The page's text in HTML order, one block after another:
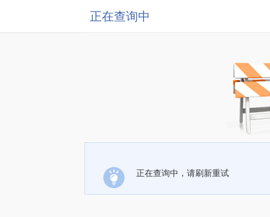
正在查询中
正在查询中，请刷新重试